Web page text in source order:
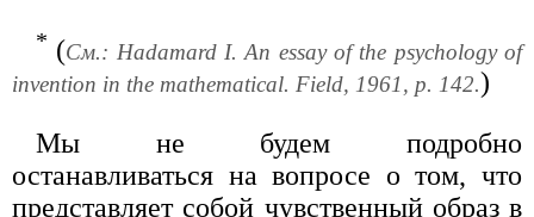
* (См.: Hadamard I. An essay of the psychology of
invention in the mathematical. Field, 1961, p. 142.)
Мы не будем подробно
останавливаться на вопросе о том, что
представляет собой чувственный образ в